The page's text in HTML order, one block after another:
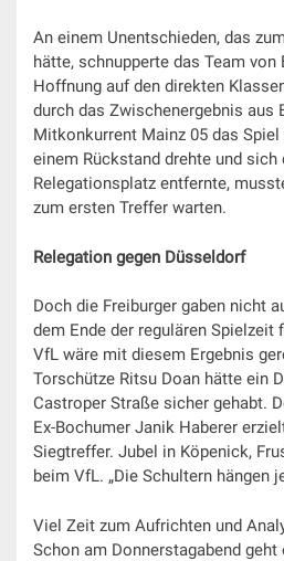
An einem Unentschieden, das
hätte, schnupperte das Team von
Hoffnung auf den direkten
durch das Zwischenergebnis aus
Mitkonkurrent Mainz 05 das
einem Rückstand drehte und
Relegationsplatz entfernte,
zum ersten Treffer warten.
Relegation gegen Düsseldorf
Doch die Freiburger gaben nicht
dem Ende der regulären Spielzeit
VfL wäre mit diesem Ergebnis
Torschütze Ritsu Doan hätte ein
Castroper Straße sicher gehabt.
Ex-Bochumer Janik Haberer
Siegtreffer. Jubel in Köpenick,
beim VfL. „Die Schultern hängen
Viel Zeit zum Aufrichten und
Schon am Donnerstagabend